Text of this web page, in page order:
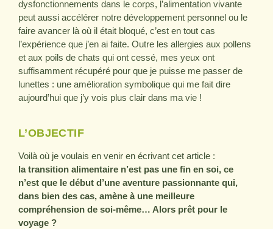
dysfonctionnements dans le corps, l’alimentation vivante
peut aussi accélérer notre développement personnel ou le
faire avancer là où il était bloqué, c’est en tout cas
l’expérience que j’en ai faite. Outre les allergies aux pollens
et aux poils de chats qui ont cessé, mes yeux ont
suffisamment récupéré pour que je puisse me passer de
lunettes : une amélioration symbolique qui me fait dire
aujourd’hui que j’y vois plus clair dans ma vie !
L’OBJECTIF
Voilà où je voulais en venir en écrivant cet article :
latransition alimentaire n’est pas une fin en soi, ce
n’est que le début d’une aventure passionnante qui,
dans bien des cas, amène à une meilleure
compréhension de soi-même… Alors prêt pour le
voyage ?